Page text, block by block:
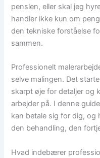
penslen, eller skal jeg
handler ikke kun om
den tekniske forståelse
sammen.
Professionelt
selve malingen. Det
skarpt øje for detaljer og
arbejder på. I denne
kan betale sig for dig, og
den behandling, den
Hvad indebærer